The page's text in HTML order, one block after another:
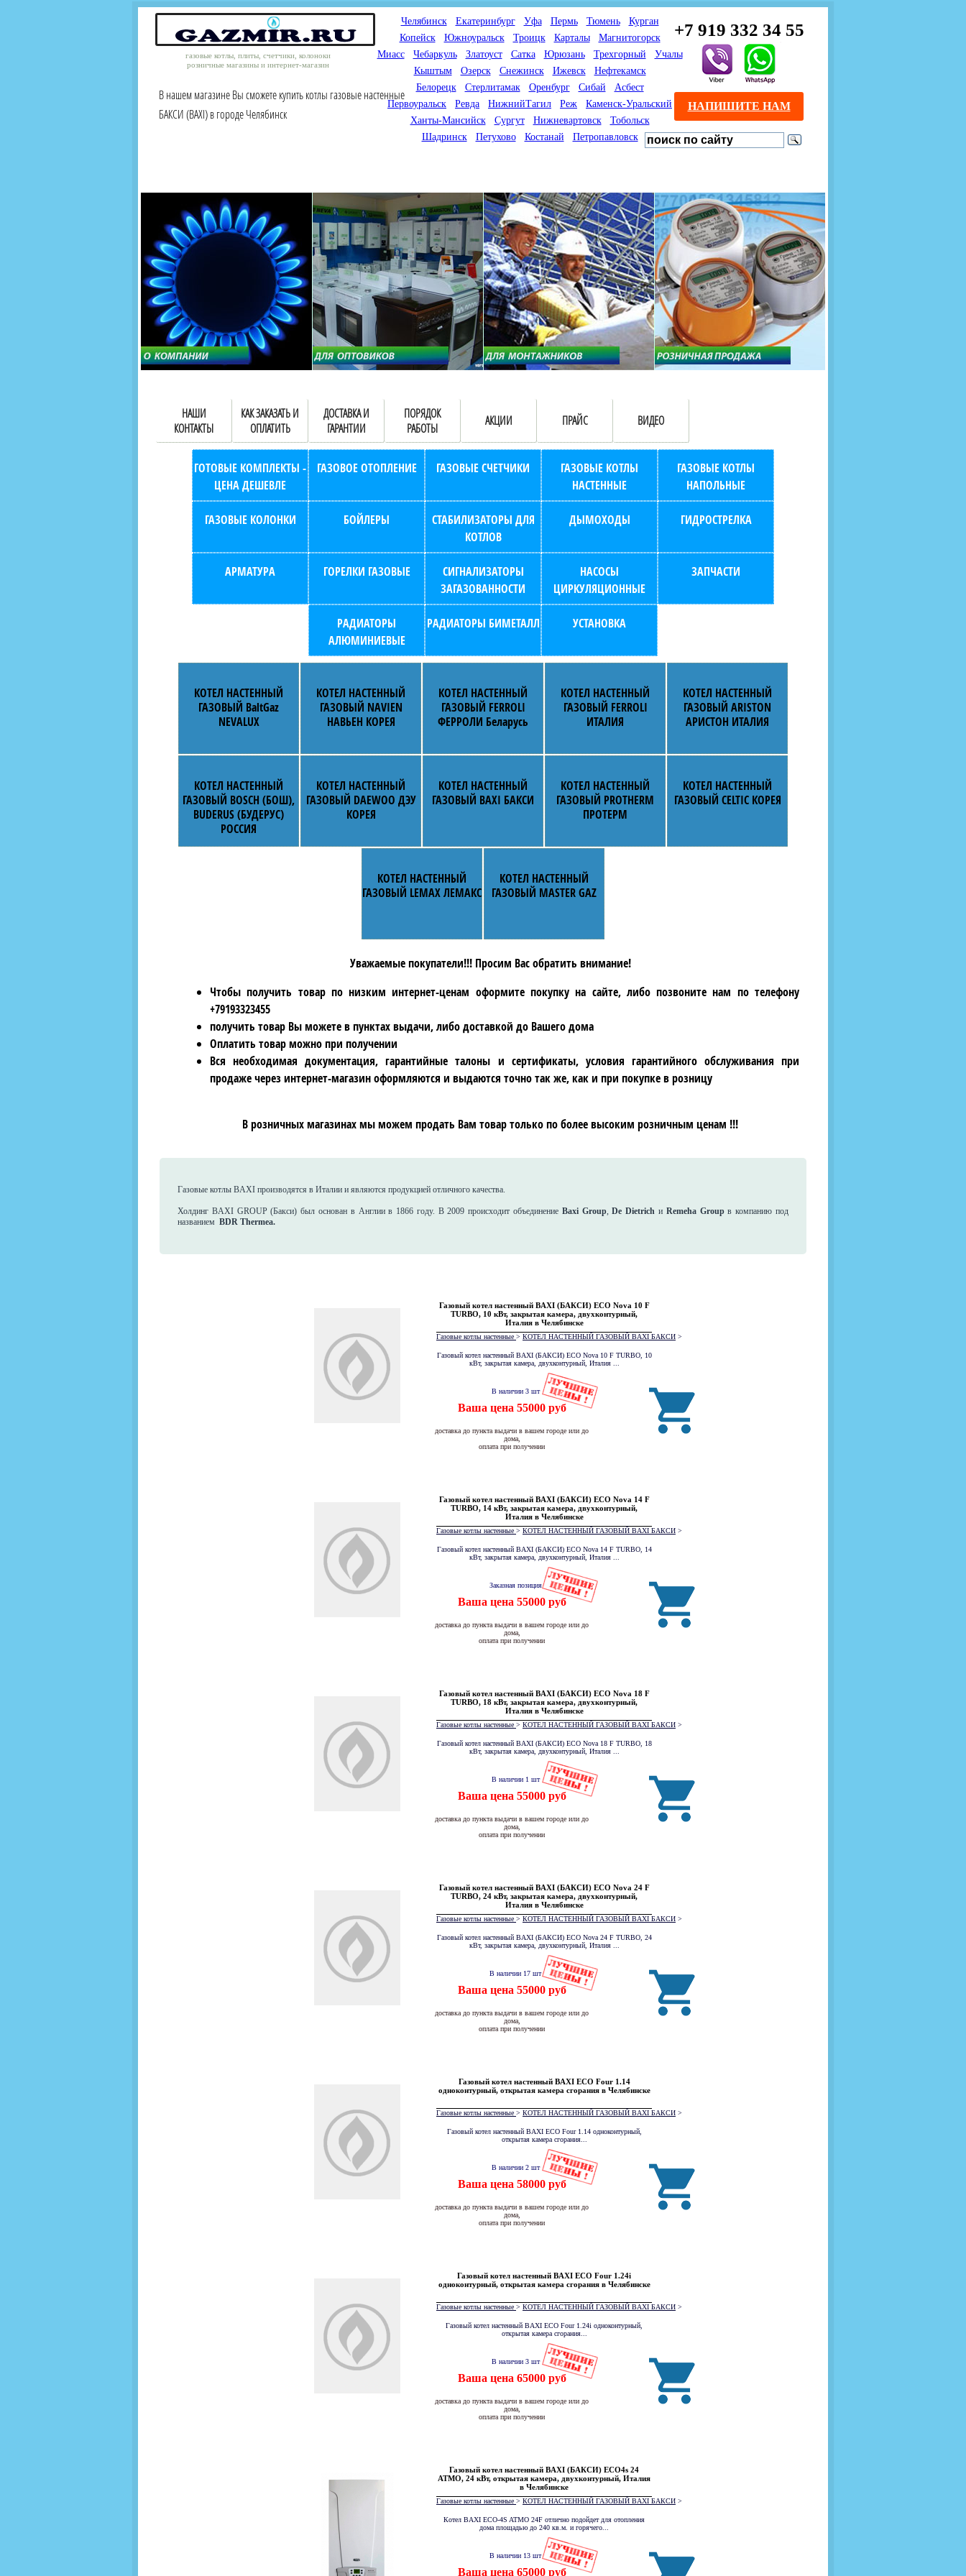
газовые котлы, плиты, счетчики, колоноки
розничные магазины и интернет-магазин
+7 919 332 34 55
Челябинск Екатеринбург Уфа Пермь Тюмень
Курган
Копейск
Южноуральск Троицк Карталы
Магнитогорск
Миасс
Чебаркуль Златоуст Сатка Юрюзань Трехгорный
Учалы
Кыштым
Озерск Снежинск Ижевск
Нефтекамск
Белорецк
Стерлитамак Оренбург Сибай
Асбест
Первоуральск
Ревда НижнийТагил Реж
Каменск-Уральский
Ханты-Мансийск
Сургут Нижневартовск
Тобольск
Шадринск
Петухово Костанай Петропавловск
В нашем магазине Вы сможете купить котлы газовые настенные
БАКСИ (BAXI) в городе Челябинск
НАПИШИТЕ НАМ
Мы продаем газовые котлы
для отопления,
водонагреватели, счетчики
газа с доставкой по городам
России и Казахстана
Мы специализируемся на
снабжении магазинов
газового оборудования.
Предлагаем полный
ассортимент товара для
открытия магазина газового
оборудования в Вашем
городе. Мы знаем что будет
продаваться.
Предлагаем взаимовыгодное
сотрудничество
монтажникам газового
оборудования. Если Вы
занимаетесь установкой
газового оборудования, мы
предлагаем Вам оптовые
цены и документарное
сопровождение Ваших
продаж (берем всю
бухгалтерию "на себя")
НАШИ
КОНТАКТЫ
КАК ЗАКАЗАТЬ И
ОПЛАТИТЬ
ДОСТАВКА И
ГАРАНТИИ
ПОРЯДОК
РАБОТЫ
АКЦИИ ПРАЙС ВИДЕО
ГОТОВЫЕ КОМПЛЕКТЫ -
ЦЕНА ДЕШЕВЛЕ
ГАЗОВОЕ ОТОПЛЕНИЕ ГАЗОВЫЕ СЧЕТЧИКИ
ГАЗОВЫЕ КОТЛЫ
НАСТЕННЫЕ
ГАЗОВЫЕ КОТЛЫ
НАПОЛЬНЫЕ
ГАЗОВЫЕ КОЛОНКИ БОЙЛЕРЫ
СТАБИЛИЗАТОРЫ ДЛЯ
КОТЛОВ
ДЫМОХОДЫ ГИДРОСТРЕЛКА
АРМАТУРА ГОРЕЛКИ ГАЗОВЫЕ
СИГНАЛИЗАТОРЫ
ЗАГАЗОВАННОСТИ
НАСОСЫ
ЦИРКУЛЯЦИОННЫЕ
ЗАПЧАСТИ
РАДИАТОРЫ
АЛЮМИНИЕВЫЕ
РАДИАТОРЫ БИМЕТАЛЛ УСТАНОВКА
КОТЕЛ НАСТЕННЫЙ
ГАЗОВЫЙ BaltGaz
NEVALUX
КОТЕЛ НАСТЕННЫЙ
ГАЗОВЫЙ NAVIEN
НАВЬЕН КОРЕЯ
КОТЕЛ НАСТЕННЫЙ
ГАЗОВЫЙ FERROLI
ФЕРРОЛИ Беларусь
КОТЕЛ НАСТЕННЫЙ
ГАЗОВЫЙ FERROLI
ИТАЛИЯ
КОТЕЛ НАСТЕННЫЙ
ГАЗОВЫЙ ARISTON
АРИСТОН ИТАЛИЯ
КОТЕЛ НАСТЕННЫЙ
ГАЗОВЫЙ BOSCH (БОШ),
BUDERUS (БУДЕРУС)
РОССИЯ
КОТЕЛ НАСТЕННЫЙ
ГАЗОВЫЙ DAEWOO ДЭУ
КОРЕЯ
КОТЕЛ НАСТЕННЫЙ
ГАЗОВЫЙ BAXI БАКСИ
КОТЕЛ НАСТЕННЫЙ
ГАЗОВЫЙ PROTHERM
ПРОТЕРМ
КОТЕЛ НАСТЕННЫЙ
ГАЗОВЫЙ CELTIC КОРЕЯ
КОТЕЛ НАСТЕННЫЙ
ГАЗОВЫЙ LEMAX ЛЕМАКС
КОТЕЛ НАСТЕННЫЙ
ГАЗОВЫЙ MASTER GAZ
Уважаемые покупатели!!! Просим Вас обратить внимание!
Чтобы получить товар по низким интернет-ценам оформите покупку на сайте, либо позвоните нам по телефону
+79193323455
получить товар Вы можете в пунктах выдачи, либо доставкой до Вашего дома
Оплатить товар можно при получении
Вся необходимая документация, гарантийные талоны и сертификаты, условия гарантийного обслуживания при
продаже через интернет-магазин оформляются и выдаются точно так же, как и при покупке в розницу
В розничных магазинах мы можем продать Вам товар только по более высоким розничным ценам !!!
Газовые котлы BAXI производятся в Италии и являются продукцией отличного качества.
Холдинг BAXI GROUP (Бакси) был основан в Англии в 1866 году. В 2009 происходит объединение Baxi Group,De Dietrichи Remeha Groupв компанию под
названием BDR Thermea.
Газовый котел настенный BAXI (БАКСИ) ECO Nova 10 F
TURBO, 10 кВт, закрытая камера, двухконтурный,
Италия в Челябинске
Газовые котлы настенные > КОТЕЛ НАСТЕННЫЙ ГАЗОВЫЙ BAXI БАКСИ >
Газовый котел настенный BAXI (БАКСИ) ECO Nova 10 F TURBO, 10
кВт, закрытая камера, двухконтурный, Италия ...
Ваша цена 55000 руб
доставка до пункта выдачи в вашем городе или до
дома,
оплата при получении
В наличии 3 шт
Газовый котел настенный BAXI (БАКСИ) ECO Nova 14 F
TURBO, 14 кВт, закрытая камера, двухконтурный,
Италия в Челябинске
Газовые котлы настенные > КОТЕЛ НАСТЕННЫЙ ГАЗОВЫЙ BAXI БАКСИ >
Газовый котел настенный BAXI (БАКСИ) ECO Nova 14 F TURBO, 14
кВт, закрытая камера, двухконтурный, Италия ...
Ваша цена 55000 руб
доставка до пункта выдачи в вашем городе или до
дома,
оплата при получении
Заказная позиция
Газовый котел настенный BAXI (БАКСИ) ECO Nova 18 F
TURBO, 18 кВт, закрытая камера, двухконтурный,
Италия в Челябинске
Газовые котлы настенные > КОТЕЛ НАСТЕННЫЙ ГАЗОВЫЙ BAXI БАКСИ >
Газовый котел настенный BAXI (БАКСИ) ECO Nova 18 F TURBO, 18
кВт, закрытая камера, двухконтурный, Италия ...
Ваша цена 55000 руб
доставка до пункта выдачи в вашем городе или до
дома,
оплата при получении
В наличии 1 шт
Газовый котел настенный BAXI (БАКСИ) ECO Nova 24 F
TURBO, 24 кВт, закрытая камера, двухконтурный,
Италия в Челябинске
Газовые котлы настенные > КОТЕЛ НАСТЕННЫЙ ГАЗОВЫЙ BAXI БАКСИ >
Газовый котел настенный BAXI (БАКСИ) ECO Nova 24 F TURBO, 24
кВт, закрытая камера, двухконтурный, Италия ...
Ваша цена 55000 руб
доставка до пункта выдачи в вашем городе или до
дома,
оплата при получении
В наличии 17 шт
Газовый котел настенный BAXI ЕСО Four 1.14
одноконтурный, открытая камера сгорания в Челябинске
Газовые котлы настенные > КОТЕЛ НАСТЕННЫЙ ГАЗОВЫЙ BAXI БАКСИ >
Газовый котел настенный BAXI ЕСО Four 1.14 одноконтурный,
открытая камера сгорания...
Ваша цена 58000 руб
доставка до пункта выдачи в вашем городе или до
дома,
оплата при получении
В наличии 2 шт
Газовый котел настенный BAXI ЕСО Four 1.24i
одноконтурный, открытая камера сгорания в Челябинске
Газовые котлы настенные > КОТЕЛ НАСТЕННЫЙ ГАЗОВЫЙ BAXI БАКСИ >
Газовый котел настенный BAXI ЕСО Four 1.24i одноконтурный,
открытая камера сгорания...
Ваша цена 65000 руб
доставка до пункта выдачи в вашем городе или до
дома,
оплата при получении
В наличии 3 шт
Газовый котел настенный BAXI (БАКСИ) ECO4s 24
ATMO, 24 кВт, открытая камера, двухконтурный, Италия
в Челябинске
Газовые котлы настенные > КОТЕЛ НАСТЕННЫЙ ГАЗОВЫЙ BAXI БАКСИ >
Котел BAXI ECO-4S ATMO 24F отлично подойдет для отопления
дома площадью до 240 кв.м. и горячего...
Ваша цена 65000 руб
В наличии 13 шт